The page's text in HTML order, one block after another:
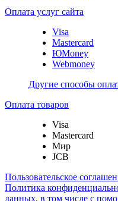
Оплата услуг сайта
Visa
Mastercard
ЮMoney
Webmoney
Другие способы
Оплата товаров
Visa
Mastercard
Мир
JCB
Пользовательское
Политика
данных, в том числе с